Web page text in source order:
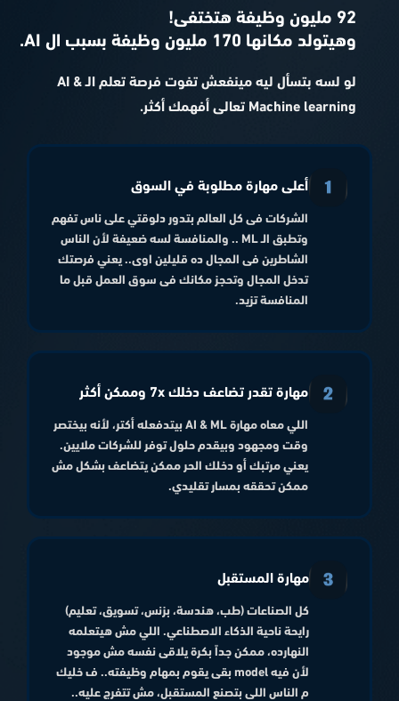
92 مليون وظيفة هتختفى!
وهيتولد مكانها 170 مليون وظيفة بسبب ال AI.
لو لسه بتسأل ليه مينفعش تفوت فرصة تعلم الـ AI &
Machine learning تعالى أفهمك أكثر.
أعلى مهارة مطلوبة في السوق
الشركات فى كل العالم بتدور دلوقتي على ناس تفهم
وتطبق الـ ML .. والمنافسة لسه ضعيفة لأن الناس
الشاطرين فى المجال ده قليلين اوى.. يعني فرصتك
تدخل المجال وتحجز مكانك فى سوق العمل قبل ما
المنافسة تزيد.
مهارة تقدر تضاعف دخلك 7x وممكن أكثر
اللي معاه مهارة AI & ML بيتدفعله أكتر، لأنه بيختصر
وقت ومجهود وبيقدم حلول توفر للشركات ملايين.
يعني مرتبك أو دخلك الحر ممكن يتضاعف بشكل مش
ممكن تحققه بمسار تقليدي.
مهارة المستقبل
كل الصناعات (طب، هندسة، بزنس، تسويق، تعليم)
رايحة ناحية الذكاء الاصطناعي. اللي مش هيتعلمه
النهارده، ممكن جداً بكرة يلاقى نفسه مش موجود
لأن فيه model بقى يقوم بمهام وظيفته.. ف خليك
م الناس اللى بتصنع المستقبل، مش تتفرج عليه..